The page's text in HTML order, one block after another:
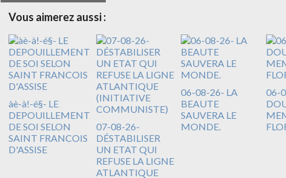
Vous aimerez aussi :
àè-à!-é§- LE
DEPOUILLEMENT
DE SOI SELON
SAINT FRANCOIS
D'ASSISE
07-08-26-
DÉSTABILISER
UN ETAT QUI
REFUSE LA LIGNE
ATLANTIQUE
06-08-26- LA
BEAUTE
SAUVERA LE
MONDE.
06-